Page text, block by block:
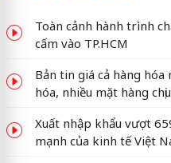
Toàn cảnh hành trình
cấm vào TP.HCM
Bản tin giá cả hàng
hóa, nhiều mặt hàng
Xuất nhập khẩu vượt
mạnh của kinh tế Việt